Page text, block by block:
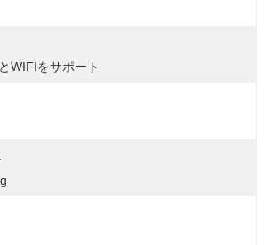
WIFIをサポート